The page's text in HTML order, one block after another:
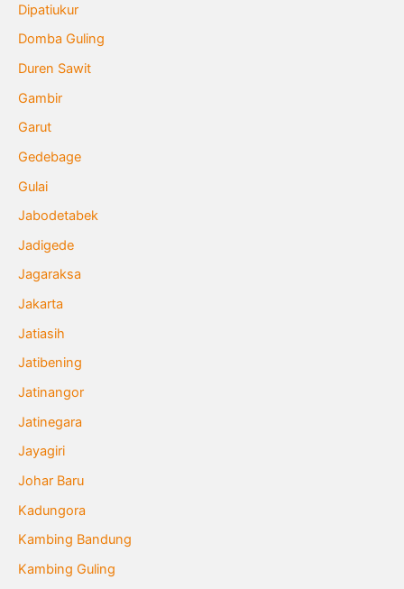
Dipatiukur
Domba Guling
Duren Sawit
Gambir
Garut
Gedebage
Gulai
Jabodetabek
Jadigede
Jagaraksa
Jakarta
Jatiasih
Jatibening
Jatinangor
Jatinegara
Jayagiri
Johar Baru
Kadungora
Kambing Bandung
Kambing Guling